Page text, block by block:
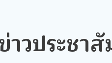
ข่าวประชา